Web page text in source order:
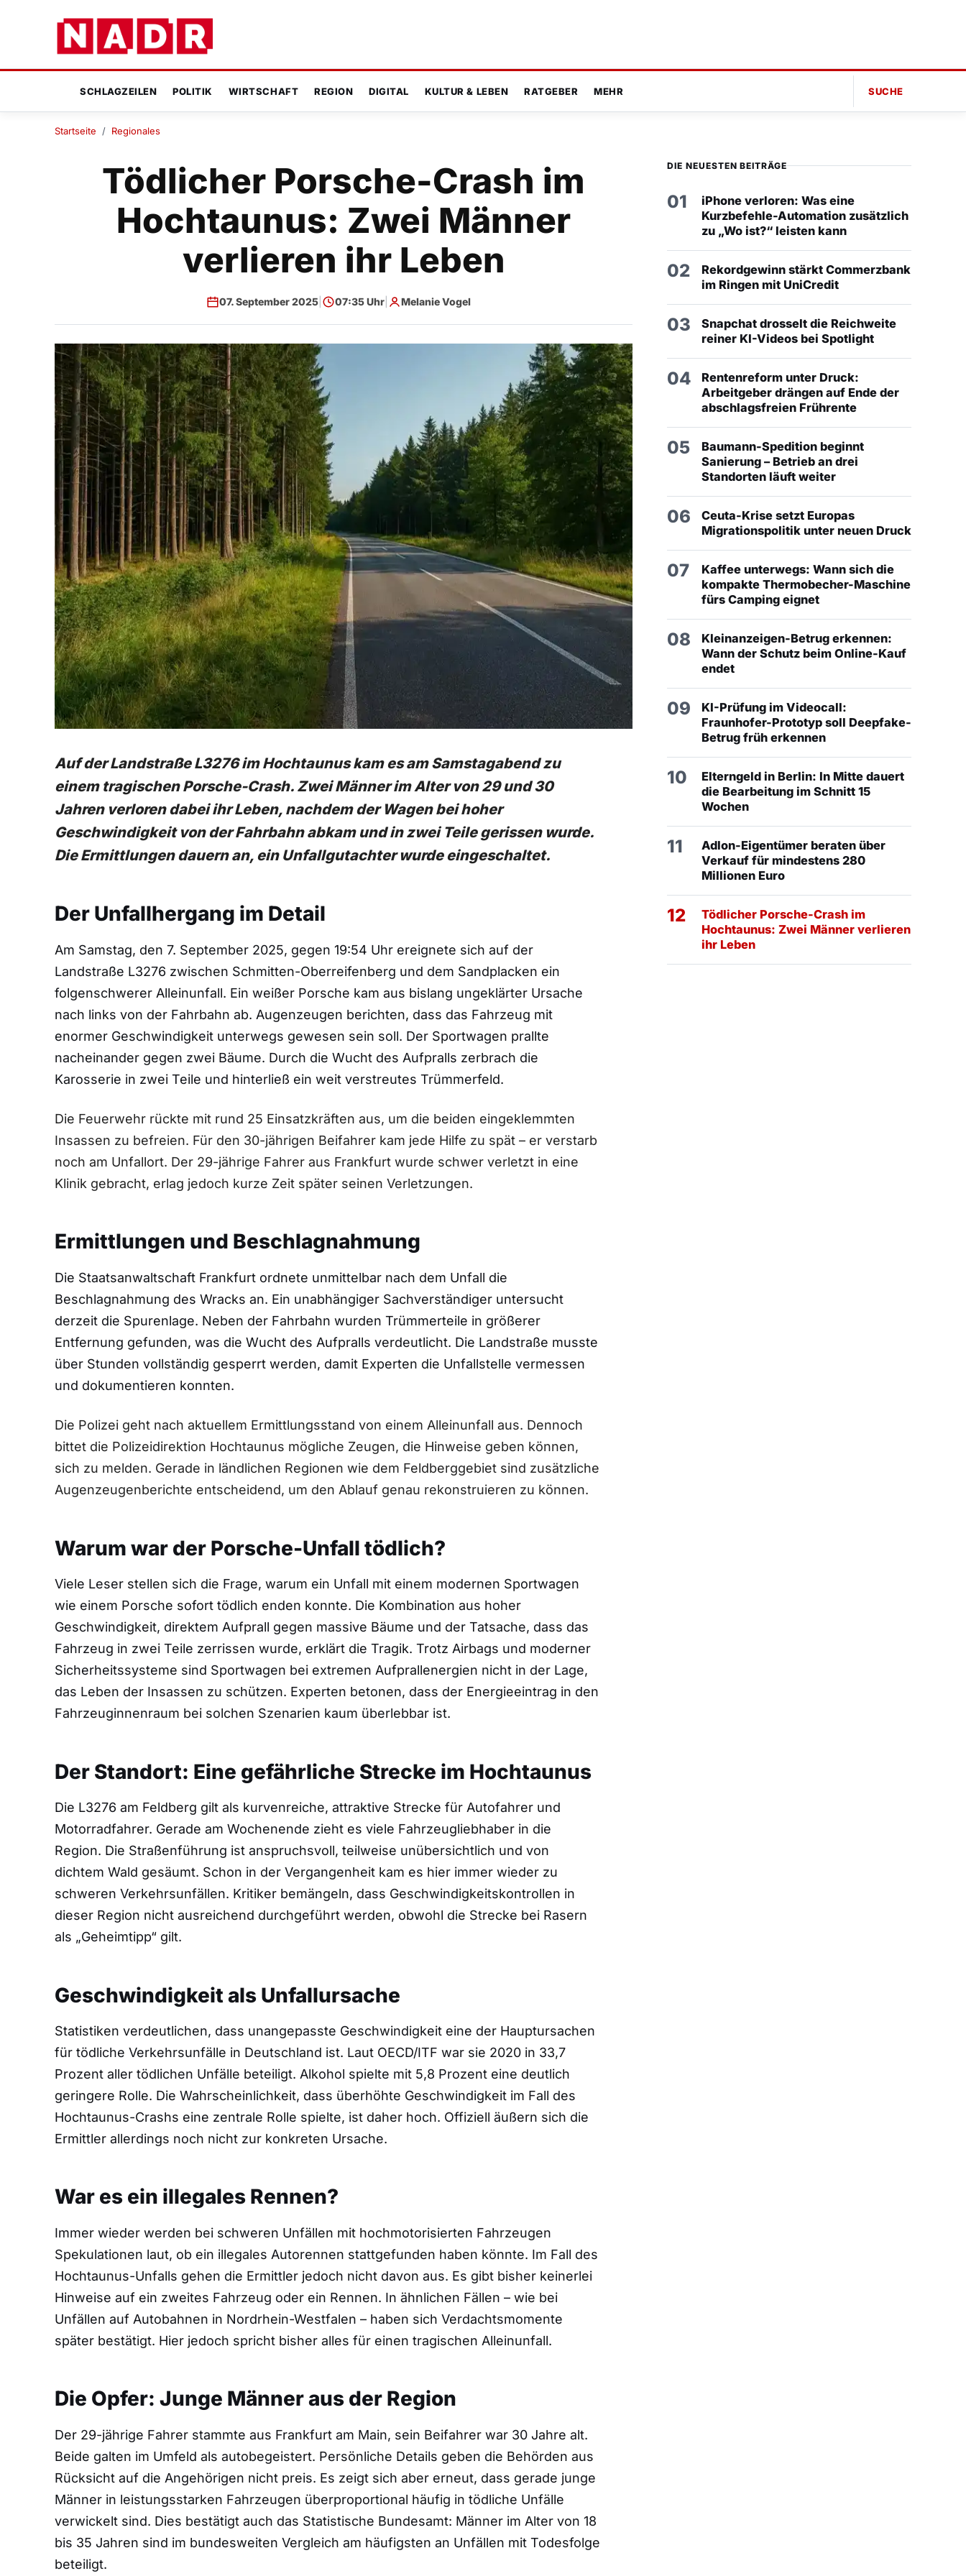
SCHLAGZEILEN POLITIK WIRTSCHAFT REGION DIGITAL KULTUR & LEBEN RATGEBER MEHR SUCHE
Startseite / Regionales
Tödlicher Porsche-Crash im
Hochtaunus: Zwei Männer
verlieren ihr Leben
07. September 2025| 07:35 Uhr| Melanie Vogel
Auf der Landstraße L3276 im Hochtaunus kam es am Samstagabend zu
einem tragischen Porsche-Crash. Zwei Männer im Alter von 29 und 30
Jahren verloren dabei ihr Leben, nachdem der Wagen bei hoher
Geschwindigkeit von der Fahrbahn abkam und in zwei Teile gerissen wurde.
Die Ermittlungen dauern an, ein Unfallgutachter wurde eingeschaltet.
Der Unfallhergang im Detail
Am Samstag, den 7. September 2025, gegen 19:54 Uhr ereignete sich auf der
Landstraße L3276 zwischen Schmitten-Oberreifenberg und dem Sandplacken ein
folgenschwerer Alleinunfall. Ein weißer Porsche kam aus bislang ungeklärter Ursache
nach links von der Fahrbahn ab. Augenzeugen berichten, dass das Fahrzeug mit
enormer Geschwindigkeit unterwegs gewesen sein soll. Der Sportwagen prallte
nacheinander gegen zwei Bäume. Durch die Wucht des Aufpralls zerbrach die
Karosserie in zwei Teile und hinterließ ein weit verstreutes Trümmerfeld.
Die Feuerwehr rückte mit rund 25 Einsatzkräften aus, um die beiden eingeklemmten
Insassen zu befreien. Für den 30-jährigen Beifahrer kam jede Hilfe zu spät – er verstarb
noch am Unfallort. Der 29-jährige Fahrer aus Frankfurt wurde schwer verletzt in eine
Klinik gebracht, erlag jedoch kurze Zeit später seinen Verletzungen.
Ermittlungen und Beschlagnahmung
Die Staatsanwaltschaft Frankfurt ordnete unmittelbar nach dem Unfall die
Beschlagnahmung des Wracks an. Ein unabhängiger Sachverständiger untersucht
derzeit die Spurenlage. Neben der Fahrbahn wurden Trümmerteile in größerer
Entfernung gefunden, was die Wucht des Aufpralls verdeutlicht. Die Landstraße musste
über Stunden vollständig gesperrt werden, damit Experten die Unfallstelle vermessen
und dokumentieren konnten.
Die Polizei geht nach aktuellem Ermittlungsstand von einem Alleinunfall aus. Dennoch
bittet die Polizeidirektion Hochtaunus mögliche Zeugen, die Hinweise geben können,
sich zu melden. Gerade in ländlichen Regionen wie dem Feldberggebiet sind zusätzliche
Augenzeugenberichte entscheidend, um den Ablauf genau rekonstruieren zu können.
Warum war der Porsche-Unfall tödlich?
Viele Leser stellen sich die Frage, warum ein Unfall mit einem modernen Sportwagen
wie einem Porsche sofort tödlich enden konnte. Die Kombination aus hoher
Geschwindigkeit, direktem Aufprall gegen massive Bäume und der Tatsache, dass das
Fahrzeug in zwei Teile zerrissen wurde, erklärt die Tragik. Trotz Airbags und moderner
Sicherheitssysteme sind Sportwagen bei extremen Aufprallenergien nicht in der Lage,
das Leben der Insassen zu schützen. Experten betonen, dass der Energieeintrag in den
Fahrzeuginnenraum bei solchen Szenarien kaum überlebbar ist.
Der Standort: Eine gefährliche Strecke im Hochtaunus
Die L3276 am Feldberg gilt als kurvenreiche, attraktive Strecke für Autofahrer und
Motorradfahrer. Gerade am Wochenende zieht es viele Fahrzeugliebhaber in die
Region. Die Straßenführung ist anspruchsvoll, teilweise unübersichtlich und von
dichtem Wald gesäumt. Schon in der Vergangenheit kam es hier immer wieder zu
schweren Verkehrsunfällen. Kritiker bemängeln, dass Geschwindigkeitskontrollen in
dieser Region nicht ausreichend durchgeführt werden, obwohl die Strecke bei Rasern
als „Geheimtipp“ gilt.
Geschwindigkeit als Unfallursache
Statistiken verdeutlichen, dass unangepasste Geschwindigkeit eine der Hauptursachen
für tödliche Verkehrsunfälle in Deutschland ist. Laut OECD/ITF war sie 2020 in 33,7
Prozent aller tödlichen Unfälle beteiligt. Alkohol spielte mit 5,8 Prozent eine deutlich
geringere Rolle. Die Wahrscheinlichkeit, dass überhöhte Geschwindigkeit im Fall des
Hochtaunus-Crashs eine zentrale Rolle spielte, ist daher hoch. Offiziell äußern sich die
Ermittler allerdings noch nicht zur konkreten Ursache.
War es ein illegales Rennen?
Immer wieder werden bei schweren Unfällen mit hochmotorisierten Fahrzeugen
Spekulationen laut, ob ein illegales Autorennen stattgefunden haben könnte. Im Fall des
Hochtaunus-Unfalls gehen die Ermittler jedoch nicht davon aus. Es gibt bisher keinerlei
Hinweise auf ein zweites Fahrzeug oder ein Rennen. In ähnlichen Fällen – wie bei
Unfällen auf Autobahnen in Nordrhein-Westfalen – haben sich Verdachtsmomente
später bestätigt. Hier jedoch spricht bisher alles für einen tragischen Alleinunfall.
Die Opfer: Junge Männer aus der Region
Der 29-jährige Fahrer stammte aus Frankfurt am Main, sein Beifahrer war 30 Jahre alt.
Beide galten im Umfeld als autobegeistert. Persönliche Details geben die Behörden aus
Rücksicht auf die Angehörigen nicht preis. Es zeigt sich aber erneut, dass gerade junge
Männer in leistungsstarken Fahrzeugen überproportional häufig in tödliche Unfälle
verwickelt sind. Dies bestätigt auch das Statistische Bundesamt: Männer im Alter von 18
bis 35 Jahren sind im bundesweiten Vergleich am häufigsten an Unfällen mit Todesfolge
beteiligt.
DIE NEUESTEN BEITRÄGE
01
iPhone verloren: Was eine
Kurzbefehle-Automation zusätzlich
zu „Wo ist?“ leisten kann
02
Rekordgewinn stärkt Commerzbank
im Ringen mit UniCredit
03
Snapchat drosselt die Reichweite
reiner KI-Videos bei Spotlight
04
Rentenreform unter Druck:
Arbeitgeber drängen auf Ende der
abschlagsfreien Frührente
05
Baumann-Spedition beginnt
Sanierung – Betrieb an drei
Standorten läuft weiter
06
Ceuta-Krise setzt Europas
Migrationspolitik unter neuen Druck
07
Kaffee unterwegs: Wann sich die
kompakte Thermobecher-Maschine
fürs Camping eignet
08
Kleinanzeigen-Betrug erkennen:
Wann der Schutz beim Online-Kauf
endet
09
KI-Prüfung im Videocall:
Fraunhofer-Prototyp soll Deepfake-
Betrug früh erkennen
10
Elterngeld in Berlin: In Mitte dauert
die Bearbeitung im Schnitt 15
Wochen
11
Adlon-Eigentümer beraten über
Verkauf für mindestens 280
Millionen Euro
12
Tödlicher Porsche-Crash im
Hochtaunus: Zwei Männer verlieren
ihr Leben